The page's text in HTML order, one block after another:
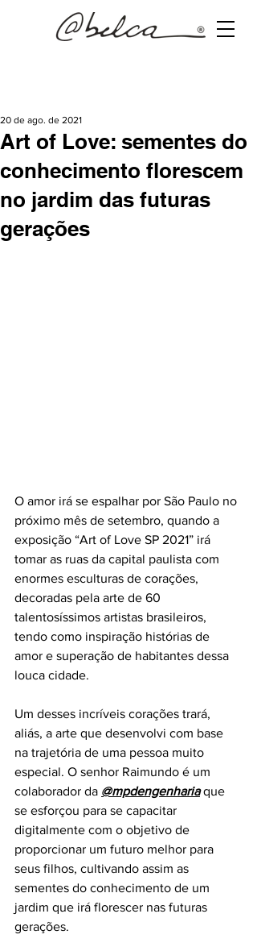
Art of Love: sementes do
conhecimento florescem
no jardim das futuras
gerações
20 de ago. de 2021
O amor irá se espalhar por São Paulo no
próximo mês de setembro, quando a
exposição “Art of Love SP 2021” irá
tomar as ruas da capital paulista com
enormes esculturas de corações,
decoradas pela arte de 60
talentosíssimos artistas brasileiros,
tendo como inspiração histórias de
amor e superação de habitantes dessa
louca cidade.
Um desses incríveis corações trará,
aliás, a arte que desenvolvi com base
na trajetória de uma pessoa muito
especial. O senhor Raimundo é um
colaborador da @mpdengenharia que
se esforçou para se capacitar
digitalmente com o objetivo de
proporcionar um futuro melhor para
seus filhos, cultivando assim as
sementes do conhecimento de um
jardim que irá florescer nas futuras
gerações.